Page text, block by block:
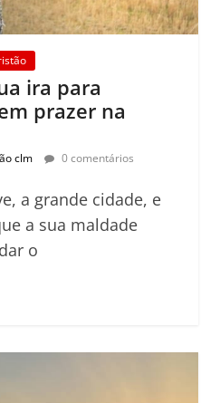
ira para
prazer na
clm 0 comentários
a grande cidade, e
a sua maldade
o